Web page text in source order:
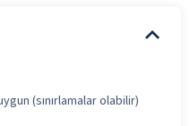
(sınırlamalar olabilir)